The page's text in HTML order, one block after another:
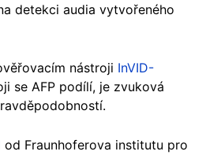
detekci audia vytvořeného
nástroji InVID-
se AFP podílí, je zvuková
od Fraunhoferova institutu pro